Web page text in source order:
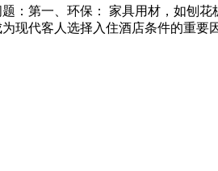
：第一、环保： 家具用材，如刨
现代客人选择入住酒店条件的重要